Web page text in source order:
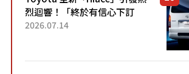
烈迴響！「終於有信心下訂
了！」「哪個等級交車最
車？...
2026.07.14